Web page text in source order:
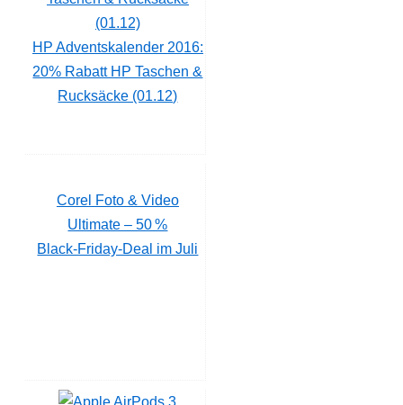
HP Adventskalender 2016:
20% Rabatt HP Taschen &
Rucksäcke (01.12)
Corel Foto & Video
Ultimate – 50 %
Black‑Friday‑Deal im Juli